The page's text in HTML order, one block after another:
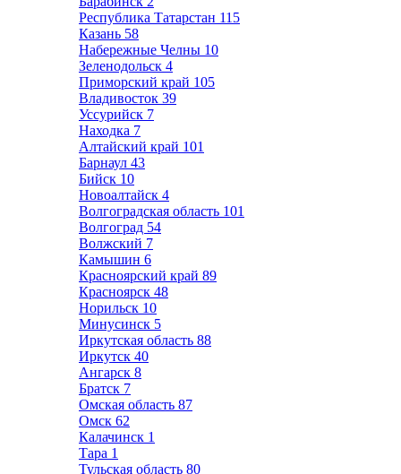
Республика Татарстан 115
Казань 58
Набережные Челны 10
Зеленодольск 4
Приморский край 105
Владивосток 39
Уссурийск 7
Находка 7
Алтайский край 101
Барнаул 43
Бийск 10
Новоалтайск 4
Волгоградская область 101
Волгоград 54
Волжский 7
Камышин 6
Красноярский край 89
Красноярск 48
Норильск 10
Минусинск 5
Иркутская область 88
Иркутск 40
Ангарск 8
Братск 7
Омская область 87
Омск 62
Калачинск 1
Тара 1
Тульская область 80